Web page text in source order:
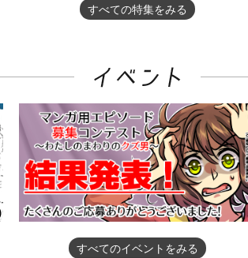
すべての特集をみる
すべてのイベントをみる